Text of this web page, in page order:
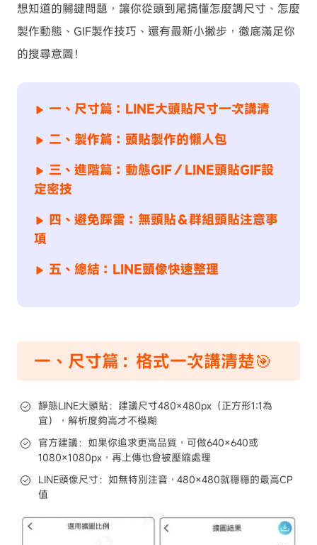
想知道的關鍵問題，讓你從頭到尾搞懂怎麼調尺寸、怎麼
製作動態、GIF製作技巧、還有最新小撇步，徹底滿足你
的搜尋意圖！
一、尺寸篇：LINE大頭貼尺寸一次講清
二、製作篇：頭貼製作的懶人包
三、進階篇：動態GIF／LINE頭貼GIF設
定密技
四、避免踩雷：無頭貼＆群組頭貼注意事
項
五、總結：LINE頭像快速整理
一、尺寸篇：格式一次講清楚🎯
靜態LINE大頭貼：建議尺寸480×480px（正方形1:1為
宜），解析度夠高才不模糊
官方建議：如果你追求更高品質，可做640×640或
1080×1080px，再上傳也會被壓縮處理
LINE頭像尺寸：如無特別注音，480×480就穩穩的最高CP
值